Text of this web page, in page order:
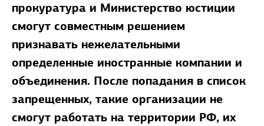
прокуратура и Министерство юстиции
смогут совместным решением
признавать нежелательными
определенные иностранные компании и
объединения. После попадания в список
запрещенных, такие организации не
смогут работать на территории РФ, их